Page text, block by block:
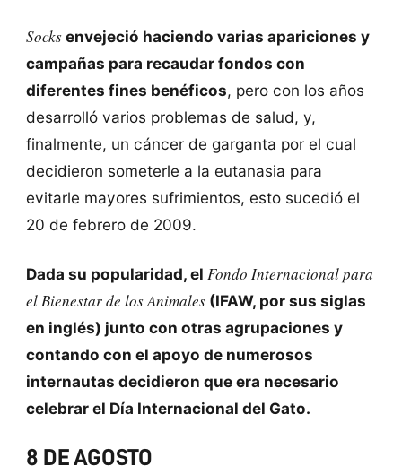
Socksenvejeció haciendo varias apariciones y
campañas para recaudar fondos con
diferentes fines benéficos, pero con los años
desarrolló varios problemas de salud, y,
finalmente, un cáncer de garganta por el cual
decidieron someterle a la eutanasia para
evitarle mayores sufrimientos, esto sucedió el
20 de febrero de 2009.
Dada su popularidad, el Fondo Internacional para
el Bienestar de los Animales(IFAW, por sus siglas
en inglés) junto con otras agrupaciones y
contando con el apoyo de numerosos
internautas decidieron que era necesario
celebrar el Día Internacional del Gato.
8 DE AGOSTO